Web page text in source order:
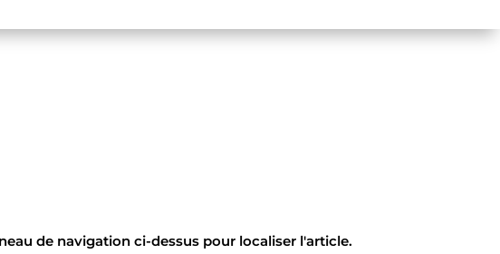
de navigation ci-dessus pour localiser l'article.